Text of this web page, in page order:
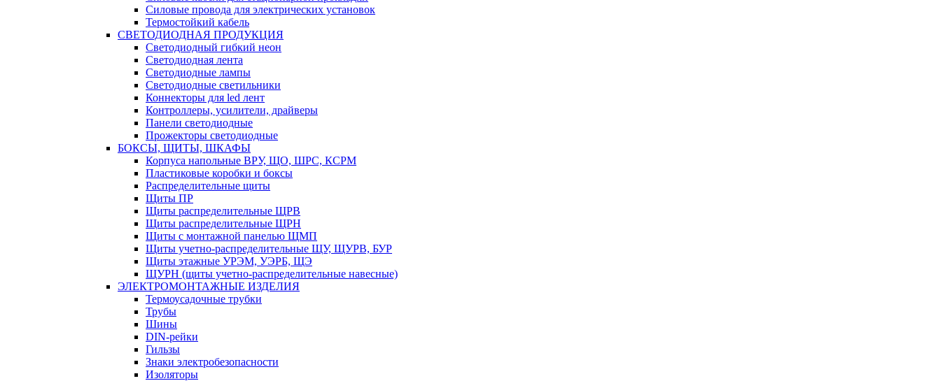
Силовые провода для электрических установок
Термостойкий кабель
СВЕТОДИОДНАЯ ПРОДУКЦИЯ
Светодиодный гибкий неон
Светодиодная лента
Светодиодные лампы
Светодиодные светильники
Коннекторы для led лент
Контроллеры, усилители, драйверы
Панели светодиодные
Прожекторы светодиодные
БОКСЫ, ЩИТЫ, ШКАФЫ
Корпуса напольные ВРУ, ЩО, ШРС, КСРМ
Пластиковые коробки и боксы
Распределительные щиты
Щиты ПР
Щиты распределительные ЩРВ
Щиты распределительные ЩРН
Щиты с монтажной панелью ЩМП
Щиты учетно-распределительные ЩУ, ЩУРВ, БУР
Щиты этажные УРЭМ, УЭРБ, ЩЭ
ЩУРН (щиты учетно-распределительные навесные)
ЭЛЕКТРОМОНТАЖНЫЕ ИЗДЕЛИЯ
Термоусадочные трубки
Трубы
Шины
DIN-рейки
Гильзы
Знаки электробезопасности
Изоляторы